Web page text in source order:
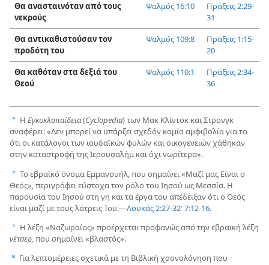
Θα ανασταινόταν από τους
νεκρούς
Ψαλμός 16:10
Πράξεις 2:29-
31
Θα αντικαθιστούσαν τον
προδότη του
Ψαλμός 109:8
Πράξεις 1:15-
20
Θα καθόταν στα δεξιά του
Θεού
Ψαλμός 110:1
Πράξεις 2:34-
36
a Η Εγκυκλοπαίδεια(Cyclopedia) των Μακ Κλίντοκ και Στρονγκ
αναφέρει: «Δεν μπορεί να υπάρξει σχεδόν καμία αμφιβολία για το
ότι οι κατάλογοι των ιουδαϊκών φυλών και οικογενειών χάθηκαν
στην καταστροφή της Ιερουσαλήμ και όχι νωρίτερα».
b Το εβραϊκό όνομα Εμμανουήλ, που σημαίνει «Μαζί μας Είναι ο
Θεός», περιγράφει εύστοχα τον ρόλο του Ιησού ως Μεσσία. Η
παρουσία του Ιησού στη γη και τα έργα του απέδειξαν ότι ο Θεός
είναι μαζί με τους λάτρεις Του.—Λουκάς 2:27-32·7:12-16.
c Η λέξη «Ναζωραίος» προέρχεται προφανώς από την εβραϊκή λέξη
νέτσερ, που σημαίνει «βλαστός».
d Για λεπτομέρειες σχετικά με τη Βιβλική χρονολόγηση που